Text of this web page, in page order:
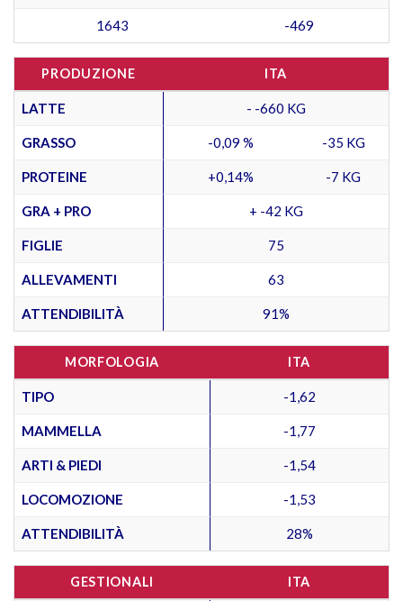
1643 -469
PRODUZIONE ITA
LATTE - -660 KG
GRASSO -0,09 % -35 KG
PROTEINE +0,14% -7 KG
GRA + PRO + -42 KG
FIGLIE 75
ALLEVAMENTI 63
ATTENDIBILITÀ 91%
MORFOLOGIA ITA
TIPO -1,62
MAMMELLA -1,77
ARTI & PIEDI -1,54
LOCOMOZIONE -1,53
ATTENDIBILITÀ 28%
GESTIONALI ITA